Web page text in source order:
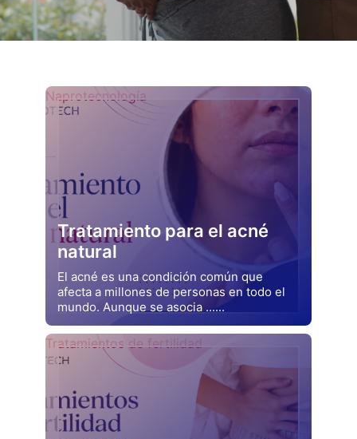
Tratamiento para el acné
natural
El acné es una condición común que
afecta a millones de personas en todo el
mundo. Aunque se asocia ......
Drjluquerna
Naprotecnología
Tratamientos de fertilidad